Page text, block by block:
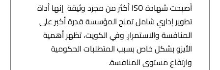
أصبحت شهادة ISO أكثر من مجرد وثيقة إنها أداة
تطوير إداري شامل تمنح المؤسسة قدرة أكبر على
المنافسة والاستمرار. وفي الكويت، تظهر أهمية
الأيزو بشكل خاص بسبب المتطلبات الحكومية
وارتفاع مستوى المنافسة.